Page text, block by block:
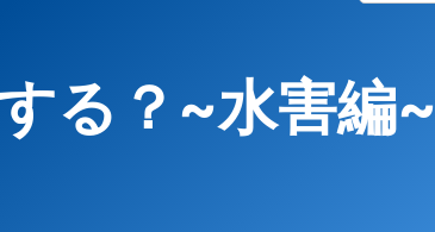
る？~水害編~